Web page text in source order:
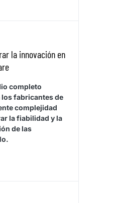
la innovación en
completo
los fabricantes de
complejidad
la fiabilidad y la
de las